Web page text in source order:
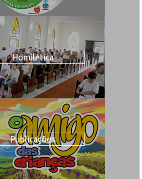
Homilética
Publicações